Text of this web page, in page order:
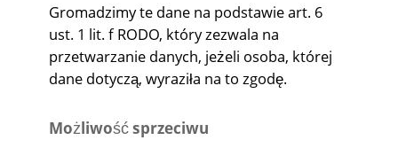
Gromadzimy te dane na podstawie art. 6
ust. 1 lit. f RODO, który zezwala na
przetwarzanie danych, jeżeli osoba, której
dane dotyczą, wyraziła na to zgodę.
Możliwość sprzeciwu